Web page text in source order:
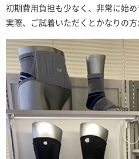
初期費用負担も少なく、非常に始め
実際、ご試着いただくとかなりの方